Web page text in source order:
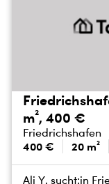
m², 400 €
Friedrichshafen
400 € 20 m²
Ali Y. sucht:in